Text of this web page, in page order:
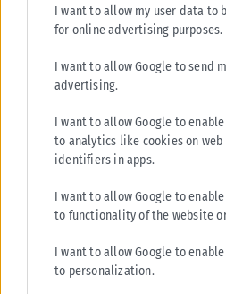
I want to allow my user data to
for online advertising purposes.
I want to allow Google to send
advertising.
I want to allow Google to
to analytics like cookies on web
identifiers in apps.
I want to allow Google to
to functionality of the website
I want to allow Google to
to personalization.